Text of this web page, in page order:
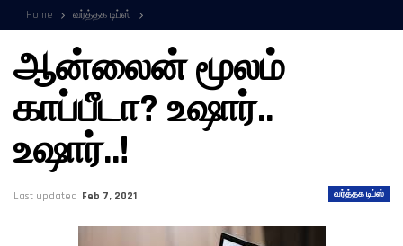
Home வர்த்தக டிப்ஸ்
ஆன்லைன் மூலம்
காப்பீடா? உஷார்..
உஷார்..!
வர்த்தக டிப்ஸ்
Last updated Feb 7, 2021